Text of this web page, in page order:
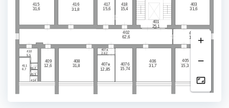
416 417
31,8 15,6
415
31,6
418
403
15,4
31,6
403а
404
405
402
14,7
15,3
62,6
407б
407в
15 74
,
12,85
408
409
31,8
12,6
412
413
414
410 407а
5,5
2,62
411
6,7
406
31,7
401
25,1